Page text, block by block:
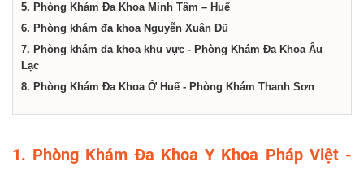
Huế
5. Phòng Khám Đa Khoa Minh Tâm – Huế
6. Phòng khám đa khoa Nguyễn Xuân Dũ
7. Phòng khám đa khoa khu vực - Phòng Khám Đa Khoa Âu
Lạc
8. Phòng Khám Đa Khoa Ở Huế - Phòng Khám Thanh Sơn
1. Phòng Khám Đa Khoa Y Khoa Pháp Việt -